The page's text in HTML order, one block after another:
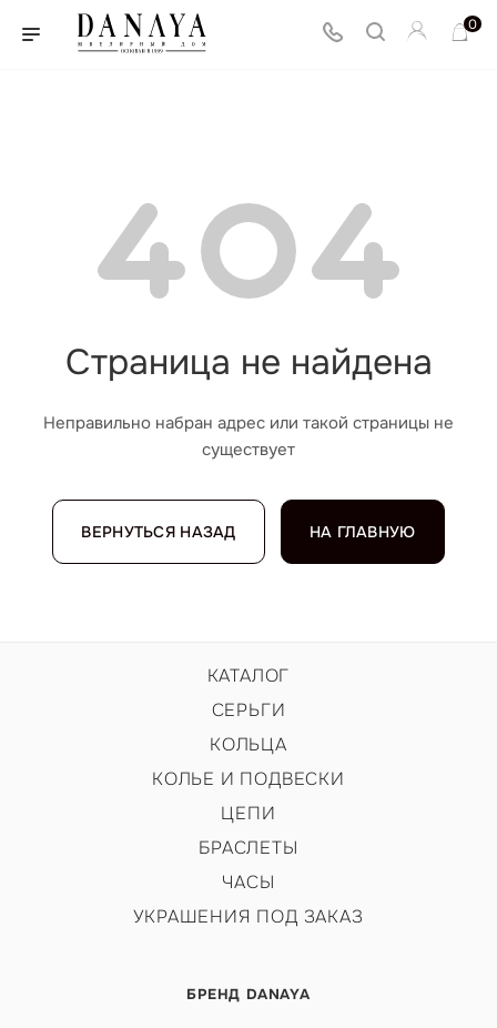
0
Страница не найдена
Неправильно набран адрес или такой страницы не
существует
ВЕРНУТЬСЯ НАЗАД НА ГЛАВНУЮ
КАТАЛОГ
СЕРЬГИ
КОЛЬЦА
КОЛЬЕ И ПОДВЕСКИ
ЦЕПИ
БРАСЛЕТЫ
ЧАСЫ
УКРАШЕНИЯ ПОД ЗАКАЗ
БРЕНД DANAYA